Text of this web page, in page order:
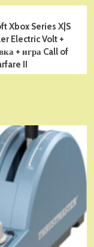
Xbox Series X|S
Electric Volt +
+ игра Call of
II